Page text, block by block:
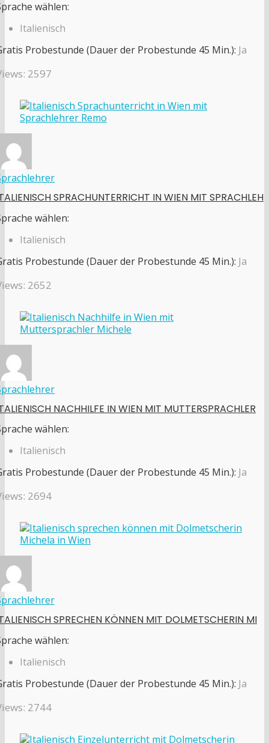
wählen:
Italienisch
Probestunde (Dauer der Probestunde 45 Min.): Ja
2597
SPRACHUNTERRICHT IN WIEN MIT SPRACHLEH
wählen:
Italienisch
Probestunde (Dauer der Probestunde 45 Min.): Ja
2652
NACHHILFE IN WIEN MIT MUTTERSPRACHLER
wählen:
Italienisch
Probestunde (Dauer der Probestunde 45 Min.): Ja
2694
SPRECHEN KÖNNEN MIT DOLMETSCHERIN MI
wählen:
Italienisch
Probestunde (Dauer der Probestunde 45 Min.): Ja
2744